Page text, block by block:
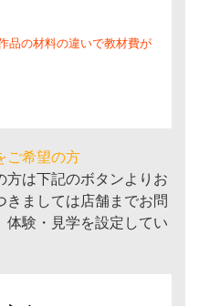
品の材料の違いで教材費が
ご希望の方
方は下記のボタンよりお
きましては店舗までお問
体験・見学を設定してい